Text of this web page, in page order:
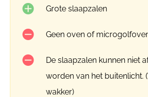
Grote slaapzalen
Geen oven of
De slaapzalen kunnen niet
worden van het buitenlicht.
wakker)